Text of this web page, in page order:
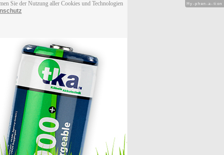
Sie der Nutzung aller Cookies und Technologien
Hy-phen-a-tion